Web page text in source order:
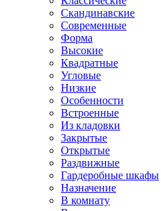
Скандинавские
Современные
Форма
Высокие
Квадратные
Угловые
Низкие
Особенности
Встроенные
Из кладовки
Закрытые
Открытые
Раздвижные
Гардеробные шкафы
Назначение
В комнату